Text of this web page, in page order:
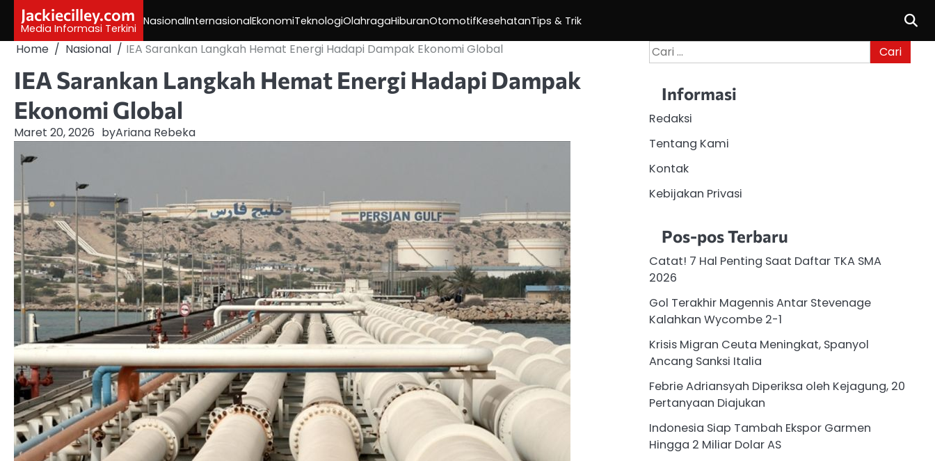
content
Jackiecilley.com
Media Informasi Terkini
NasionalInternasionalEkonomiTeknologiOlahragaHiburanOtomotifKesehatanTips & Trik
Home Nasional IEA Sarankan Langkah Hemat Energi Hadapi Dampak Ekonomi Global
IEA Sarankan Langkah Hemat Energi Hadapi Dampak
Ekonomi Global
Maret 20, 2026 byAriana Rebeka
Cari
untuk:
Informasi
Redaksi
Tentang Kami
Kontak
Kebijakan Privasi
Pos-pos Terbaru
Catat! 7 Hal Penting Saat Daftar TKA SMA
2026
Gol Terakhir Magennis Antar Stevenage
Kalahkan Wycombe 2-1
Krisis Migran Ceuta Meningkat, Spanyol
Ancang Sanksi Italia
Febrie Adriansyah Diperiksa oleh Kejagung, 20
Pertanyaan Diajukan
Indonesia Siap Tambah Ekspor Garmen
Hingga 2 Miliar Dolar AS